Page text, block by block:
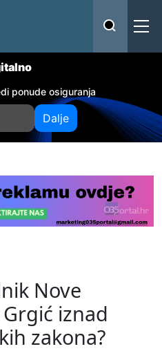
ponude osiguranja
Dalje
Nove
iznad
zakona?